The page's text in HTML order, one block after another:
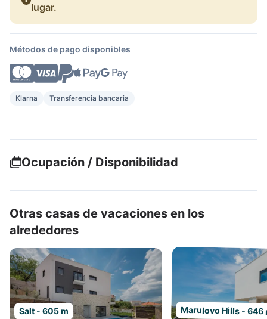
lugar.
Métodos de pago disponibles
Klarna Transferencia bancaria
Ocupación / Disponibilidad
Otras casas de vacaciones en los
alrededores
Salt - 605 m Marulovo Hills - 646